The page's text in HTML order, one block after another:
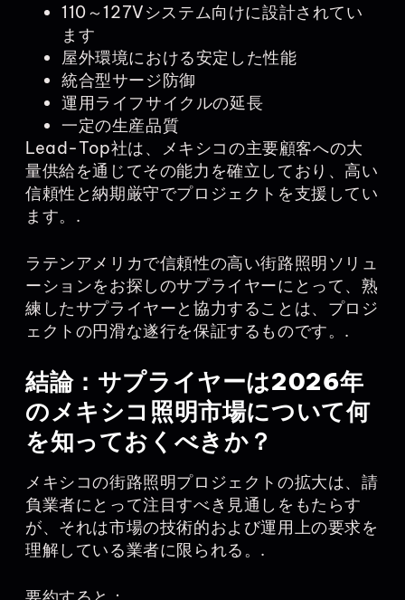
110～127Vシステム向けに設計されてい
ます
屋外環境における安定した性能
統合型サージ防御
運用ライフサイクルの延長
一定の生産品質
Lead-Top社は、メキシコの主要顧客への大
量供給を通じてその能力を確立しており、高い
信頼性と納期厳守でプロジェクトを支援してい
ます。.
ラテンアメリカで信頼性の高い街路照明ソリュ
ーションをお探しのサプライヤーにとって、熟
練したサプライヤーと協力することは、プロジ
ェクトの円滑な遂行を保証するものです。.
結論：サプライヤーは2026年
のメキシコ照明市場について何
を知っておくべきか？
メキシコの街路照明プロジェクトの拡大は、請
負業者にとって注目すべき見通しをもたらす
が、それは市場の技術的および運用上の要求を
理解している業者に限られる。.